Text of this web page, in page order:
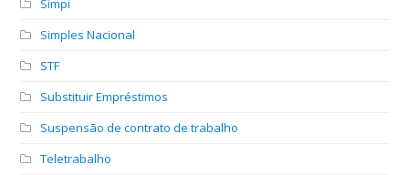
Simpi
Simples Nacional
STF
Substituir Empréstimos
Suspensão de contrato de trabalho
Teletrabalho